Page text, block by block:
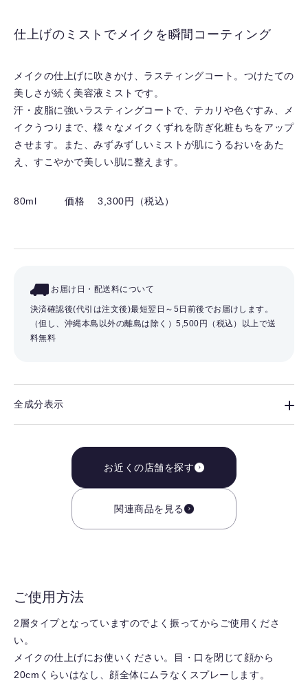
解
る
仕上げのミストでメイクを瞬間コーティング
メイクの仕上げに吹きかけ、ラスティングコート。つけたての
美しさが続く美容液ミストです。
汗・皮脂に強いラスティングコートで、テカリや色ぐすみ、メ
イクうつりまで、様々なメイクくずれを防ぎ化粧もちをアップ
させます。また、みずみずしいミストが肌にうるおいをあた
え、すこやかで美しい肌に整えます。
80ml 価格 3,300円（税込）
お届け日・配送料について
決済確認後(代引は注文後)最短翌日～5日前後でお届けします。
（但し、沖縄本島以外の離島は除く）5,500円（税込）以上で送
料無料
全成分表示
お近くの店舗を探す
関連商品を見る
ご使用方法
2層タイプとなっていますのでよく振ってからご使用くださ
い。
メイクの仕上げにお使いください。目・口を閉じて顔から
20cmくらいはなし、顔全体にムラなくスプレーします。